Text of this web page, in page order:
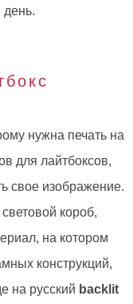
нужна печать на
для лайтбоксов,
свое изображение.
световой короб,
на котором
конструкций,
на русский backlit